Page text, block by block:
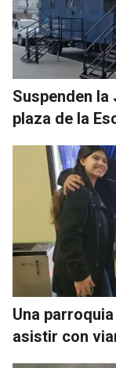
Suspenden la
plaza de la
Una
asistir con